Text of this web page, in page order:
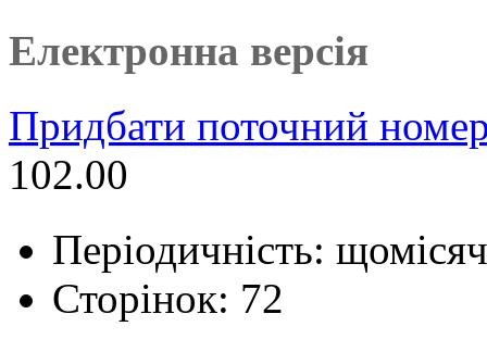
Електронна версія
Придбати поточний
102.00
Періодичність:
Сторінок: 72